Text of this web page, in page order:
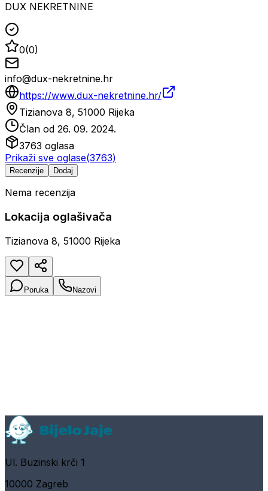
DUX NEKRETNINE
0(0)
info@dux-nekretnine.hr
https://www.dux-nekretnine.hr/
Tizianova 8, 51000 Rijeka
Član od 26. 09. 2024.
3763 oglasa
Prikaži sve oglase(3763)
Recenzije Dodaj
Nema recenzija
Lokacija oglašivača
Tizianova 8, 51000 Rijeka
Poruka Nazovi
Ul. Buzinski krči 1
10000 Zagreb